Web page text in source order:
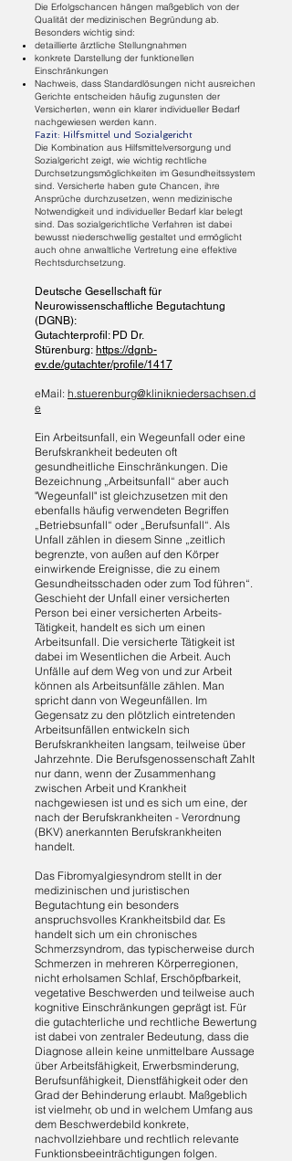
Die Erfolgschancen hängen maßgeblich von der
Qualität der medizinischen Begründung ab.
Besonders wichtig sind:
detaillierte ärztliche Stellungnahmen
konkrete Darstellung der funktionellen
Einschränkungen
Nachweis, dass Standardlösungen nicht ausreichen
Gerichte entscheiden häufig zugunsten der
Versicherten, wenn ein klarer individueller Bedarf
nachgewiesen werden kann.
Fazit: Hilfsmittel und Sozialgericht
Die Kombination aus Hilfsmittelversorgung und
Sozialgericht zeigt, wie wichtig rechtliche
Durchsetzungsmöglichkeiten im Gesundheitssystem
sind. Versicherte haben gute Chancen, ihre
Ansprüche durchzusetzen, wenn medizinische
Notwendigkeit und individueller Bedarf klar belegt
sind. Das sozialgerichtliche Verfahren ist dabei
bewusst niederschwellig gestaltet und ermöglicht
auch ohne anwaltliche Vertretung eine effektive
Rechtsdurchsetzung.
Deutsche Gesellschaft für
Neurowissenschaftliche Begutachtung
(DGNB):
Gutachterprofil: PD Dr.
Stürenburg: https://dgnb-
ev.de/gutachter/profile/1417
eMail: h.stuerenburg@klinikniedersachsen.d
e
Ein Arbeitsunfall, ein Wegeunfall oder eine
Berufskrankheit bedeuten oft
gesundheitliche Einschränkungen. Die
Bezeichnung „Arbeitsunfall“ aber auch
"Wegeunfall" ist gleichzusetzen mit den
ebenfalls häufig verwendeten Begriffen
„Betriebsunfall“ oder „Berufsunfall“. Als
Unfall zählen in diesem Sinne „zeitlich
begrenzte, von außen auf den Körper
einwirkende Ereignisse, die zu einem
Gesundheitsschaden oder zum Tod führen“.
Geschieht der Unfall einer versicherten
Person bei einer versicherten Arbeits-
Tätigkeit, handelt es sich um einen
Arbeitsunfall. Die versicherte Tätigkeit ist
dabei im Wesentlichen die Arbeit. Auch
Unfälle auf dem Weg von und zur Arbeit
können als Arbeitsunfälle zählen. Man
spricht dann von Wegeunfällen. Im
Gegensatz zu den plötzlich eintretenden
Arbeitsunfällen entwickeln sich
Berufskrankheiten langsam, teilweise über
Jahrzehnte. Die Berufsgenossenschaft Zahlt
nur dann, wenn der Zusammenhang
zwischen Arbeit und Krankheit
nachgewiesen ist und es sich um eine, der
nach der Berufskrankheiten - Verordnung
(BKV) anerkannten Berufskrankheiten
handelt.
Das Fibromyalgiesyndrom stellt in der
medizinischen und juristischen
Begutachtung ein besonders
anspruchsvolles Krankheitsbild dar. Es
handelt sich um ein chronisches
Schmerzsyndrom, das typischerweise durch
Schmerzen in mehreren Körperregionen,
nicht erholsamen Schlaf, Erschöpfbarkeit,
vegetative Beschwerden und teilweise auch
kognitive Einschränkungen geprägt ist. Für
die gutachterliche und rechtliche Bewertung
ist dabei von zentraler Bedeutung, dass die
Diagnose allein keine unmittelbare Aussage
über Arbeitsfähigkeit, Erwerbsminderung,
Berufsunfähigkeit, Dienstfähigkeit oder den
Grad der Behinderung erlaubt. Maßgeblich
ist vielmehr, ob und in welchem Umfang aus
dem Beschwerdebild konkrete,
nachvollziehbare und rechtlich relevante
Funktionsbeeinträchtigungen folgen.